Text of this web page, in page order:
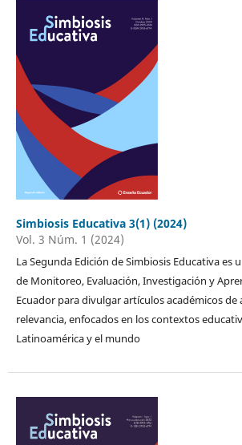
Simbiosis Educativa 3(1) (2024)
Vol. 3 Núm. 1 (2024)
La Segunda Edición de Simbiosis Educativa es
de Monitoreo, Evaluación, Investigación y
Ecuador para divulgar artículos académicos de
relevancia, enfocados en los contextos
Latinoamérica y el mundo